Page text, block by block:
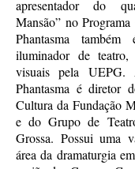
apresentador do
Mansão” no
Phantasma
iluminador de
visuais pela UEPG.
Phantasma é diretor
Cultura da Fundação
e do Grupo de
Grossa. Possui uma
área da dramaturgia